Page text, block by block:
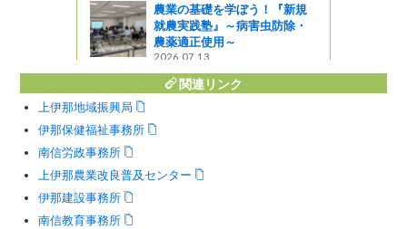
農業の基礎を学ぼう！『新規
就農実践塾』～病害虫防除・
農薬適正使用～
2026.07.13
関連リンク
上伊那地域振興局
伊那保健福祉事務所
南信労政事務所
上伊那農業改良普及センター
伊那建設事務所
南信教育事務所